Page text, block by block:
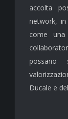
accolta
network, in
come
possano
Ducale e